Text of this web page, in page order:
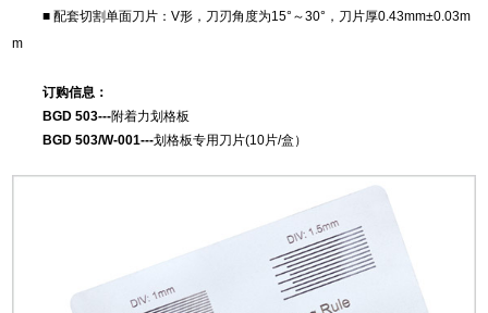
■ 配套切割单面刀片：V形，刀刃角度为15°～30°，刀片厚0.43mm±0.03m
m
订购信息：
BGD 503---附着力划格板
BGD 503/W-001---划格板专用刀片(10片/盒）